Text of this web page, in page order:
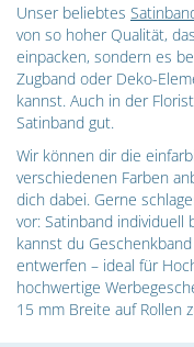
Unser beliebtes
von so hoher Qualität,
einpacken, sondern es
Zugband oder Deko-
kannst. Auch in der
Satinband gut.
Wir können dir die
verschiedenen Farben
dich dabei. Gerne
vor: Satinband individuell
kannst du
entwerfen – ideal für
hochwertige
15 mm Breite auf Rollen